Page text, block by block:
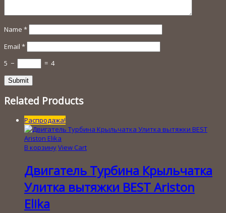
Name *
Email *
5 − = 4
Related Products
Распродажа!
В корзинуView Cart
Двигатель Турбина Крыльчатка
Улитка вытяжки BEST Ariston
Elika